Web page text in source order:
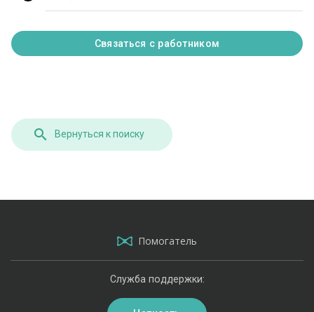
Связаться с работником
Вернуться к поиску
Помогатель
Служба поддержки: